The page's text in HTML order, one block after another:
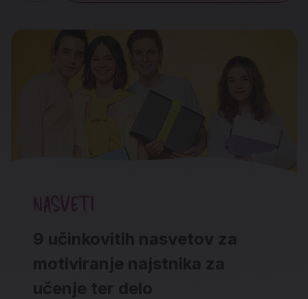
NASVETI
9 učinkovitih nasvetov za
motiviranje najstnika za
učenje ter delo